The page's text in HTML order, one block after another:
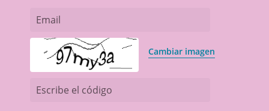
Email
Cambiar imagen
Escribe el código